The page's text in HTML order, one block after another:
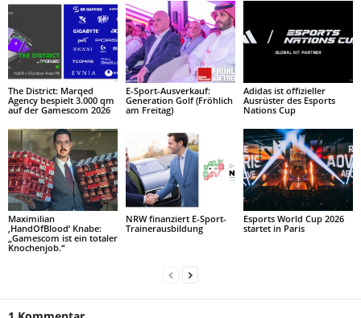
The District: Marqed
Agency bespielt 3.000 qm
auf der Gamescom 2026
E-Sport-Ausverkauf:
Generation Golf (Fröhlich
am Freitag)
Adidas ist offizieller
Ausrüster des Esports
Nations Cup
Maximilian
‚HandOfBlood‘ Knabe:
„Gamescom ist ein totaler
Knochenjob.“
NRW finanziert E-Sport-
Trainerausbildung
Esports World Cup 2026
startet in Paris